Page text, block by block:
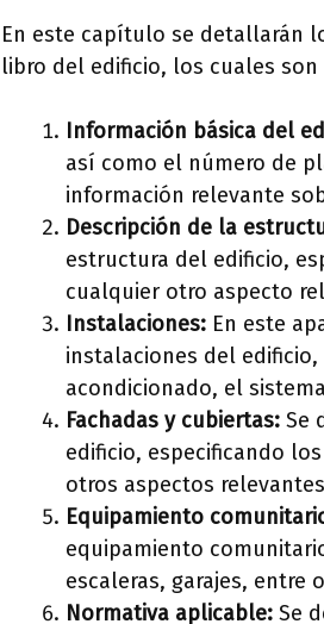
En este capítulo se detallarán
libro del edificio, los cuales
Información básica del
así como el número de
información relevante
Descripción de la
estructura del edificio,
cualquier otro aspecto
Instalaciones: En este
instalaciones del
acondicionado, el
Fachadas y cubiertas: Se
edificio, especificando
otros aspectos
Equipamiento
equipamiento
escaleras, garajes, entre
Normativa aplicable: Se